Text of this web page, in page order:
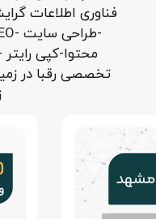
فناوری اطلاعات
محتوا-کپی